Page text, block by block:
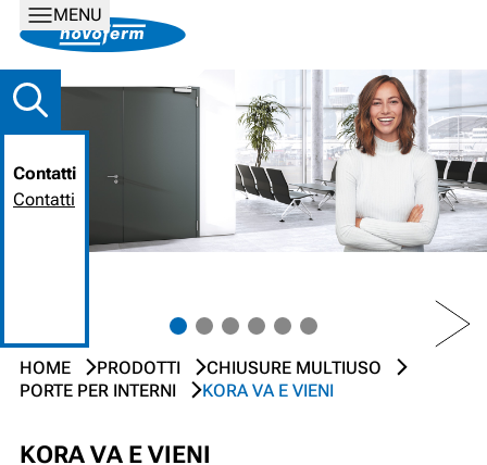
MENU
Contatti
Contatti
NEXT
HOME PRODOTTI
CHIUSURE MULTIUSO
PORTE PER INTERNI
KORA VA E VIENI
KORA VA E VIENI